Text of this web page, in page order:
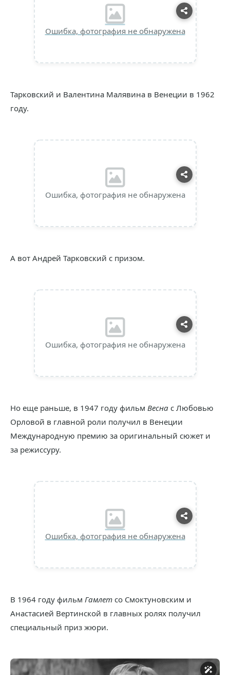
Ошибка, фотография не обнаружена
Тарковский и Валентина Малявина в Венеции в 1962
году.
Ошибка, фотография не обнаружена
А вот Андрей Тарковский с призом.
Ошибка, фотография не обнаружена
Но еще раньше, в 1947 году фильм Весна с Любовью
Орловой в главной роли получил в Венеции
Международную премию за оригинальный сюжет и
за режиссуру.
Ошибка, фотография не обнаружена
В 1964 году фильм Гамлет со Смоктуновским и
Анастасией Вертинской в главных ролях получил
специальный приз жюри.